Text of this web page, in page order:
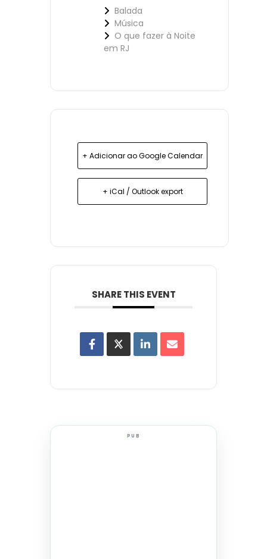
Balada
Música
O que fazer à Noite
em RJ
+ Adicionar ao Google Calendar
+ iCal / Outlook export
SHARE THIS EVENT
PUB